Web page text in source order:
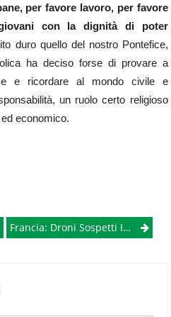
per favore lavoro, per favore
con la dignità di poter
duro quello del nostro Pontefice,
ha deciso forse di provare a
e ricordare al mondo civile e
un ruolo certo religioso
economico.
Francia: Droni Sospetti In Volo Sulle Centrali Atomiche